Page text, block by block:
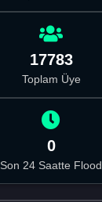
17783
Toplam Üye
0
Son 24 Saatte Flood